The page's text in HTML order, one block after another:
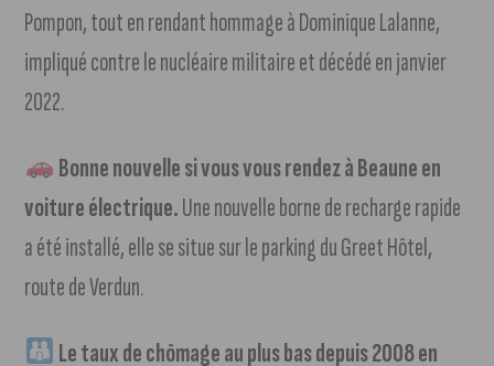
Pompon, tout en rendant hommage à Dominique Lalanne,
impliqué contre le nucléaire militaire et décédé en janvier
2022.
Bonne nouvelle si vous vous rendez à Beaune en
voiture électrique.Une nouvelle borne de recharge rapide
a été installé, elle se situe sur le parking du Greet Hôtel,
route de Verdun.
Le taux de chômage au plus bas depuis 2008 en